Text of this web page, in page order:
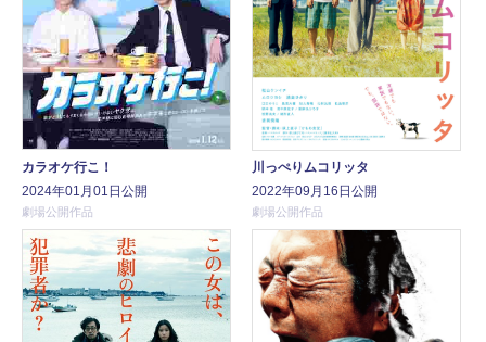
カラオケ行こ！
2024年01月01日公開
劇場公開作品
川っぺりムコリッタ
2022年09月16日公開
劇場公開作品